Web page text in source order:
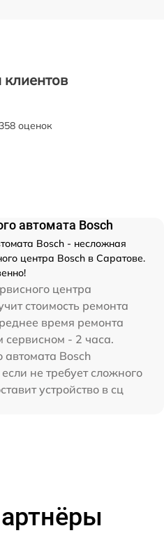
оценок
автомата Bosch
Bosch - несложная
центра Bosch в Саратове.
центра
стоимость ремонта
время ремонта
сервисном - 2 часа.
автомата Bosch
не требует сложного
устройство в сц